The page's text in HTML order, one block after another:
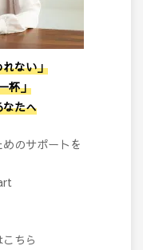
ない」
杯」
たへ
のサポートを
ちら